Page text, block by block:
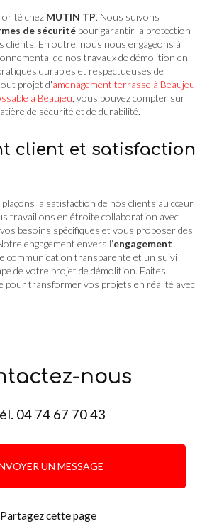
chez MUTIN TP. Nous suivons
de sécurité pour garantir la protection
clients. En outre, nous nous engageons à
de nos travaux de démolition en
durables et respectueuses de
projet d'amenagement terrasse à Beaujeu
à Beaujeu , vous pouvez compter sur
de sécurité et de durabilité.
client et satisfaction
plaçons la satisfaction de nos clients au cœur
travaillons en étroite collaboration avec
besoins spécifiques et vous proposer des
engagement envers l'engagement
communication transparente et un suivi
de votre projet de démolition. Faites
pour transformer vos projets en réalité avec
nous
04 74 67 70 43
UN MESSAGE
Partagez cette page